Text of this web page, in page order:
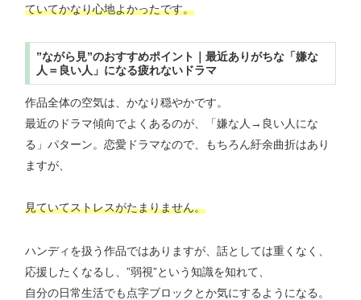
ていてかなり心地よかったです。
”ながら見”のおすすめポイント｜最近ありがちな「嫌な
人＝良い人」になる疲れないドラマ
作品全体の空気は、かなり穏やかです。
最近のドラマ傾向でよくあるのが、「嫌な人→良い人にな
る」パターン。恋愛ドラマなので、もちろん紆余曲折はあり
ますが、
見ていてストレスがたまりません。
ハンディを扱う作品ではありますが、話としては重くなく、
応援したくなるし、”弱視”という知識を知れて、
自分の日常生活でも点字ブロックとか気にするようになる。